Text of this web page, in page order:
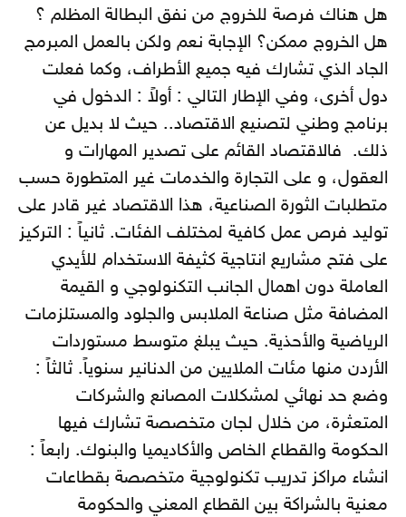
هل هناك فرصة للخروج من نفق البطالة المظلم ؟
هل الخروج ممكن؟ الإجابة نعم ولكن بالعمل المبرمج
الجاد الذي تشارك فيه جميع الأطراف، وكما فعلت
دول أخرى، وفي الإطار التالي : أولاً : الدخول في
برنامج وطني لتصنيع الاقتصاد.. حيث لا بديل عن
ذلك. فالاقتصاد القائم على تصدير المهارات و
العقول، و على التجارة والخدمات غير المتطورة حسب
متطلبات الثورة الصناعية، هذا الاقتصاد غير قادر على
توليد فرص عمل كافية لمختلف الفئات. ثانياً : التركيز
على فتح مشاريع انتاجية كثيفة الاستخدام للأيدي
العاملة دون اهمال الجانب التكنولوجي و القيمة
المضافة مثل صناعة الملابس والجلود والمستلزمات
الرياضية والأحذية. حيث يبلغ متوسط مستوردات
الأردن منها مئات الملايين من الدنانير سنوياً. ثالثاً :
وضع حد نهائي لمشكلات المصانع والشركات
المتعثرة، من خلال لجان متخصصة تشارك فيها
الحكومة والقطاع الخاص والأكاديميا والبنوك. رابعاً :
انشاء مراكز تدريب تكنولوجية متخصصة بقطاعات
معنية بالشراكة بين القطاع المعني والحكومة